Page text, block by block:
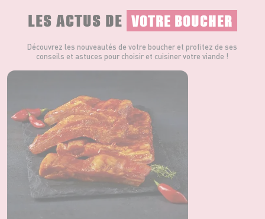
LES ACTUS DE VOTRE BOUCHER
Découvrez les nouveautés de votre boucher et profitez de ses
conseils et astuces pour choisir et cuisiner votre viande !